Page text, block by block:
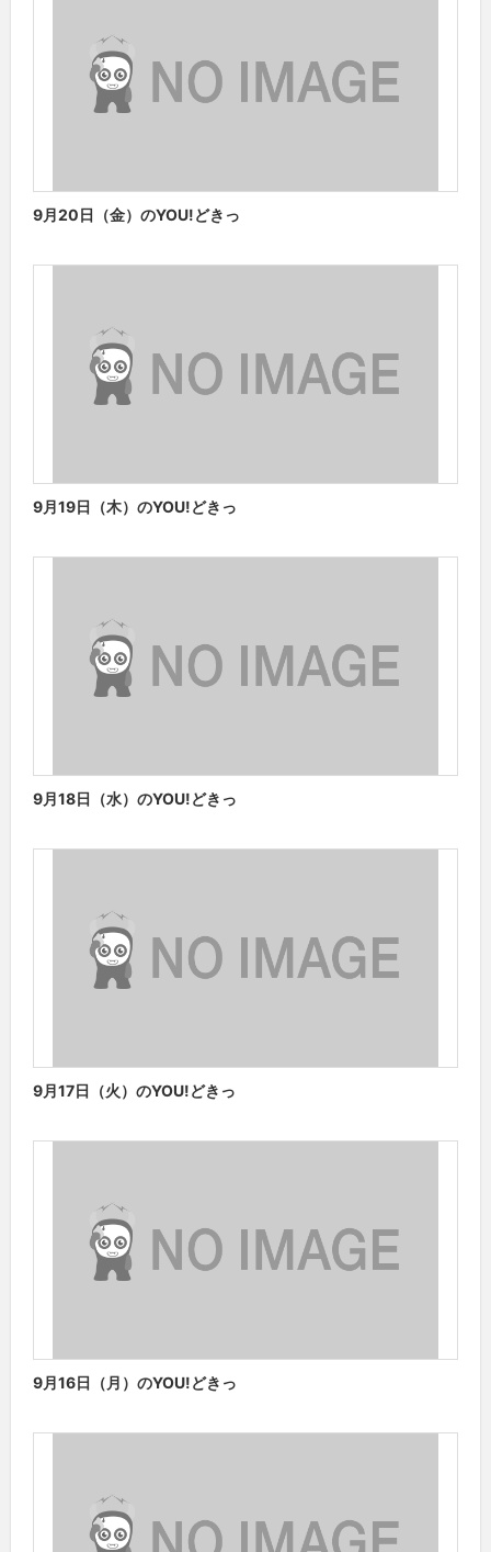
9月20日（金）のYOU!どきっ
9月19日（木）のYOU!どきっ
9月18日（水）のYOU!どきっ
9月17日（火）のYOU!どきっ
9月16日（月）のYOU!どきっ